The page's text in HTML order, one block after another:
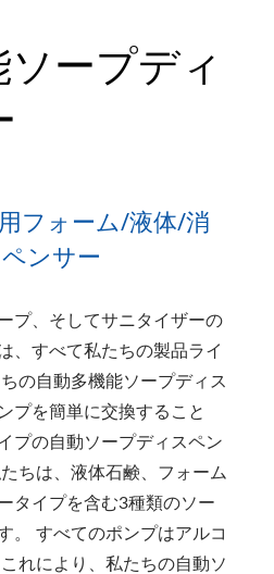
ープディ
フォーム/液体/消
ンサー
プ、そしてサニタイザーの
、すべて私たちの製品ライ
の自動多機能ソープディス
プを簡単に交換すること
プの自動ソープディスペン
ちは、液体石鹸、フォーム
タイプを含む3種類のソー
。 すべてのポンプはアルコ
れにより、私たちの自動ソ